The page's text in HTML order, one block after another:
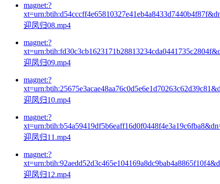
magnet:?
迎凤归08.mp4
magnet:?
迎凤归09.mp4
magnet:?
迎凤归10.mp4
magnet:?
迎凤归11.mp4
magnet:?
迎凤归12.mp4